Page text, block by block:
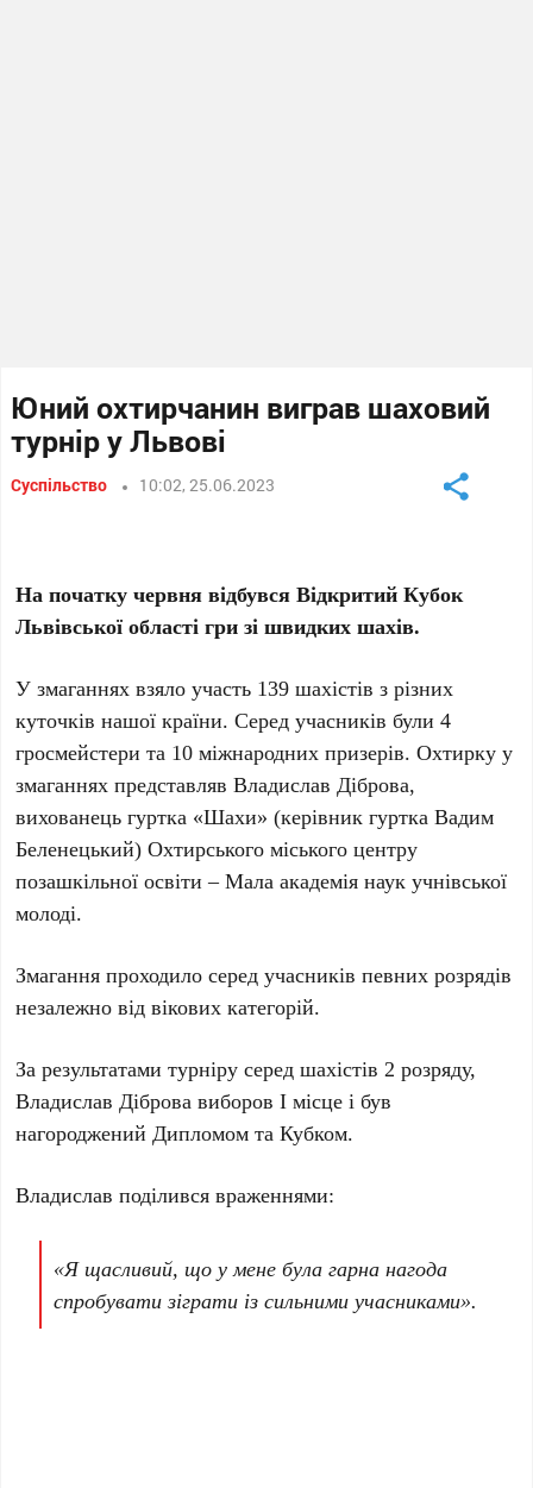
Юний охтирчанин виграв шаховий
турнір у Львові
Суспільство 10:02, 25.06.2023
На початку червня відбувся Відкритий Кубок
Львівської області гри зi швидких шахів.
У змаганнях взяло участь 139 шахістів з різних
куточків нашої країни. Серед учасників були 4
гросмейстери та 10 міжнародних призерів. Охтирку у
змаганнях представляв Владислав Діброва,
вихованець гуртка «Шахи» (керівник гуртка Вадим
Беленецький) Охтирського міського центру
позашкільної освіти – Мала академія наук учнівської
молоді.
Змагання проходило серед учасників певних розрядів
незалежно від вікових категорій.
За результатами турніру серед шахістів 2 розряду,
Владислав Діброва виборов І місце і був
нагороджений Дипломом та Кубком.
Владислав поділився враженнями:
«Я щасливий, що у мене була гарна нагода
спробувати зіграти із сильними учасниками».